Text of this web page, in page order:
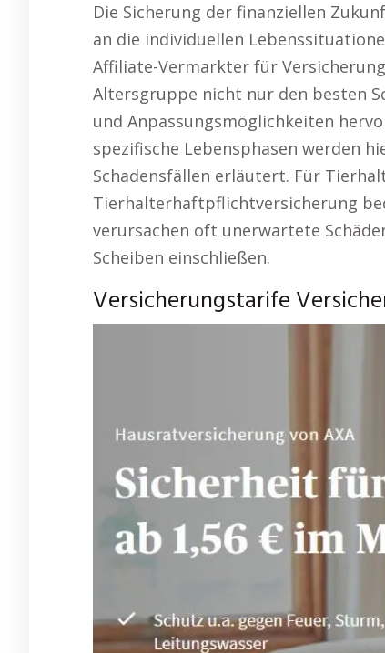
Die Sicherung der finanziellen
an die individuellen
Affiliate-Vermarkter für
Altersgruppe nicht nur den besten
und Anpassungsmöglichkeiten
spezifische Lebensphasen werden
Schadensfällen erläutert. Für
Tierhalterhaftpflichtversicherung
verursachen oft unerwartete
Scheiben einschließen.
Versicherungstarife